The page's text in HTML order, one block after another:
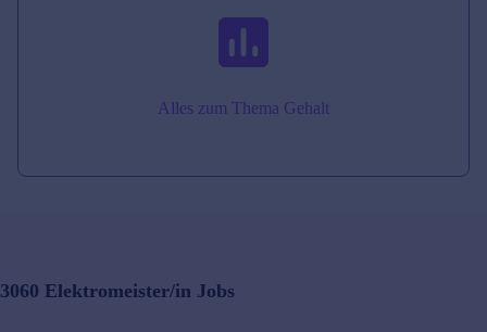
Alles zum Thema Gehalt
3060 Elektromeister/in Jobs